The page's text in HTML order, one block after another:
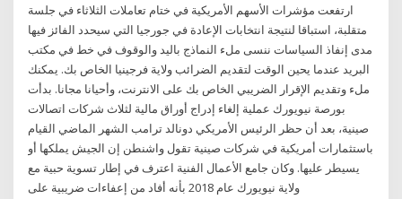
ارتفعت مؤشرات الأسهم الأمريكية في ختام تعاملات الثلاثاء في جلسة
متقلبة، استباقا لنتيجة انتخابات الإعادة في جورجيا التي سيحدد الفائز فيها
مدى إنفاذ السياسات ننسى ملء النماذج باليد والوقوف في خط في مكتب
البريد عندما يحين الوقت لتقديم الضرائب ولاية فرجينيا الخاص بك. يمكنك
ملء وتقديم الإقرار الضريبي الخاص بك على الانترنت، وأحيانا مجانا. بدأت
بورصة نيويورك عملية إلغاء إدراج أوراق مالية لثلاث شركات اتصالات
صينية، بعد أن حظر الرئيس الأمريكي دونالد ترامب الشهر الماضي القيام
باستثمارات أمريكية في شركات صينية تقول واشنطن إن الجيش يملكها أو
يسيطر عليها. وكان جامع الأعمال الفنية اعترف في إطار تسوية حبية مع
ولاية نيويورك عام 2018 بأنه أفاد من إعفاءات ضريبية على